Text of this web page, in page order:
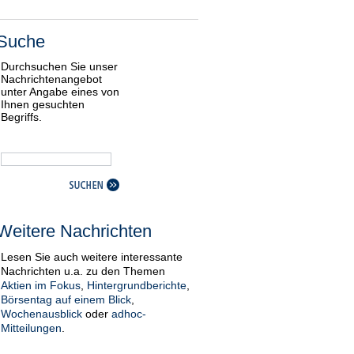
Durchsuchen Sie unser
Nachrichtenangebot
unter Angabe eines von
Ihnen gesuchten
Begriffs.
Nachrichten
Lesen Sie auch weitere interessante
Nachrichten u.a. zu den Themen
Aktien im Fokus Hintergrundberichte
Börsentag auf einem Blick
Wochenausblick oder adhoc-
Mitteilungen